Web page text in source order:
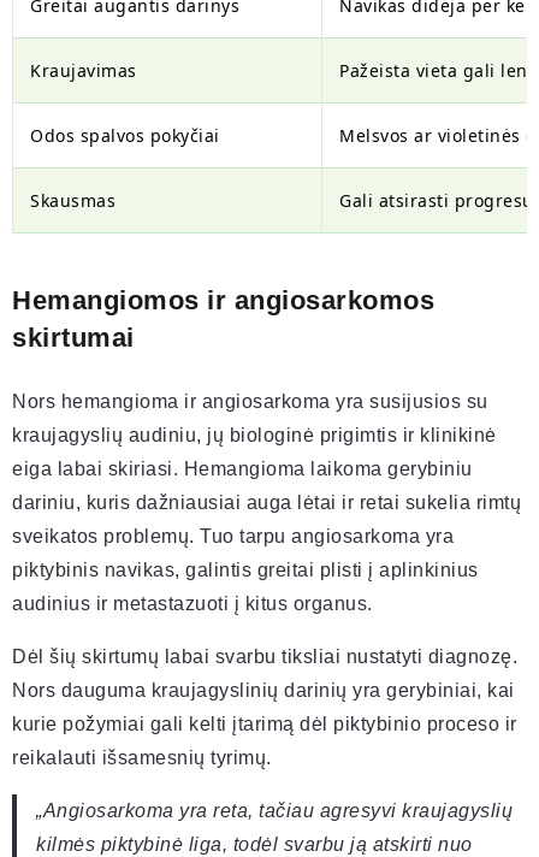
Greitai augantis darinys Navikas didėja per
Kraujavimas Pažeista vieta gali
Odos spalvos pokyčiai Melsvos ar violetinės
Skausmas Gali atsirasti
Hemangiomos ir angiosarkomos
skirtumai
Nors hemangioma ir angiosarkoma yra susijusios su
kraujagyslių audiniu, jų biologinė prigimtis ir klinikinė
eiga labai skiriasi. Hemangioma laikoma gerybiniu
dariniu, kuris dažniausiai auga lėtai ir retai sukelia rimtų
sveikatos problemų. Tuo tarpu angiosarkoma yra
piktybinis navikas, galintis greitai plisti į aplinkinius
audinius ir metastazuoti į kitus organus.
Dėl šių skirtumų labai svarbu tiksliai nustatyti diagnozę.
Nors dauguma kraujagyslinių darinių yra gerybiniai, kai
kurie požymiai gali kelti įtarimą dėl piktybinio proceso ir
reikalauti išsamesnių tyrimų.
„Angiosarkoma yra reta, tačiau agresyvi kraujagyslių
kilmės piktybinė liga, todėl svarbu ją atskirti nuo